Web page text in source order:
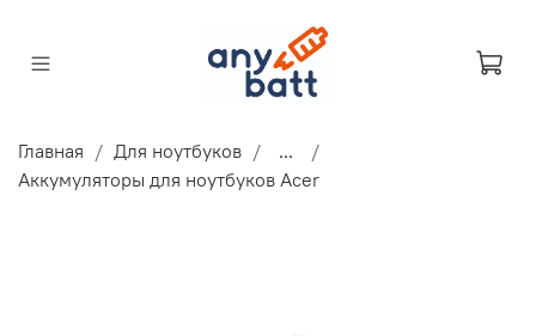
Главная Для ноутбуков
...
Аккумуляторы для ноутбуков Acer